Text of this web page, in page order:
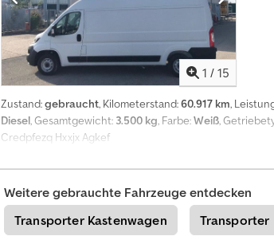
1 / 15
Zustand:gebraucht, Kilometerstand:60.917 km,
Diesel, Gesamtgewicht: 3.500 kg, Farbe:Weiß,
Credpfezq Hxxjx Agkef
Weitere gebrauchte Fahrzeuge entdecken
Transporter Kastenwagen
Transporter